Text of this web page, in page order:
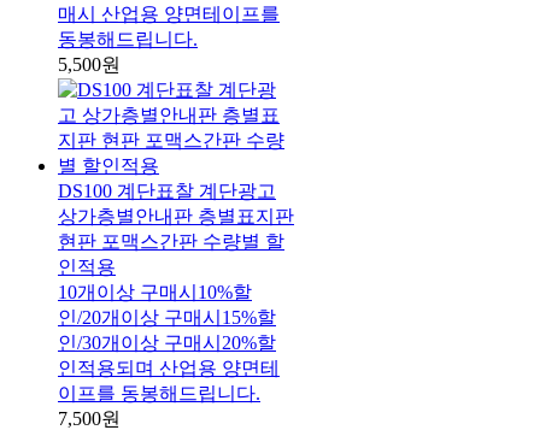
매시 산업용 양면테이프를
동봉해드립니다.
5,500원
DS100 계단표찰 계단광고
상가층별안내판 층별표지판
현판 포맥스간판 수량별 할
인적용
10개이상 구매시10%할
인/20개이상 구매시15%할
인/30개이상 구매시20%할
인적용되며 산업용 양면테
이프를 동봉해드립니다.
7,500원